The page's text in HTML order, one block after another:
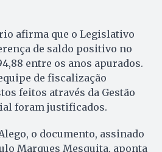
afirma que o Legislativo
de saldo positivo no
entre os anos apurados.
de fiscalização
feitos através da Gestão
foram justificados.
o documento, assinado
Marques Mesquita, aponta